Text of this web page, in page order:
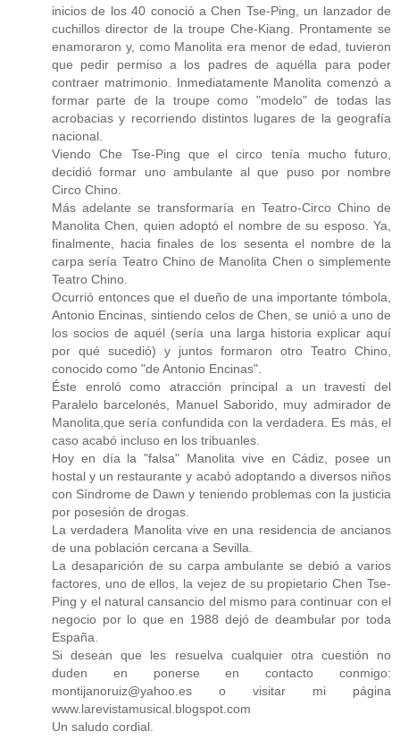
inicios de los 40 conoció a Chen Tse-Ping, un lanzador de
cuchillos director de la troupe Che-Kiang. Prontamente se
enamoraron y, como Manolita era menor de edad, tuvieron
que pedir permiso a los padres de aquélla para poder
contraer matrimonio. Inmediatamente Manolita comenzó a
formar parte de la troupe como "modelo" de todas las
acrobacias y recorriendo distintos lugares de la geografía
nacional.
Viendo Che Tse-Ping que el circo tenía mucho futuro,
decidió formar uno ambulante al que puso por nombre
Circo Chino.
Más adelante se transformaría en Teatro-Circo Chino de
Manolita Chen, quien adoptó el nombre de su esposo. Ya,
finalmente, hacia finales de los sesenta el nombre de la
carpa sería Teatro Chino de Manolita Chen o simplemente
Teatro Chino.
Ocurrió entonces que el dueño de una importante tómbola,
Antonio Encinas, sintiendo celos de Chen, se unió a uno de
los socios de aquél (sería una larga historia explicar aquí
por qué sucedió) y juntos formaron otro Teatro Chino,
conocido como "de Antonio Encinas".
Éste enroló como atracción principal a un travesti del
Paralelo barcelonés, Manuel Saborido, muy admirador de
Manolita,que sería confundida con la verdadera. Es más, el
caso acabó incluso en los tribuanles.
Hoy en día la "falsa" Manolita vive en Cádiz, posee un
hostal y un restaurante y acabó adoptando a diversos niños
con Síndrome de Dawn y teniendo problemas con la justicia
por posesión de drogas.
La verdadera Manolita vive en una residencia de ancianos
de una población cercana a Sevilla.
La desaparición de su carpa ambulante se debió a varios
factores, uno de ellos, la vejez de su propietario Chen Tse-
Ping y el natural cansancio del mismo para continuar con el
negocio por lo que en 1988 dejó de deambular por toda
España.
Si desean que les resuelva cualquier otra cuestión no
duden en ponerse en contacto conmigo:
montijanoruiz@yahoo.es o visitar mi página
www.larevistamusical.blogspot.com
Un saludo cordial.